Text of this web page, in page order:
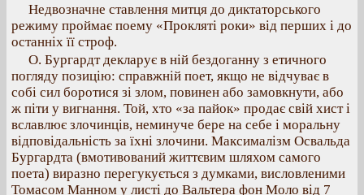
Недвозначне ставлення митця до диктаторського
режиму проймає поему «Прокляті роки» від перших і до
останніх її строф.
О. Бургардт декларує в ній бездоганну з етичного
погляду позицію: справжній поет, якщо не відчуває в
собі сил боротися зі злом, повинен або замовкнути, або
ж піти у вигнання. Той, хто «за пайок» продає свій хист і
вславлює злочинців, неминуче бере на себе і моральну
відповідальність за їхні злочини. Максималізм Освальда
Бургардта (вмотивований життєвим шляхом самого
поета) виразно перегукується з думками, висловленими
Томасом Манном у листі до Вальтера фон Моло від 7